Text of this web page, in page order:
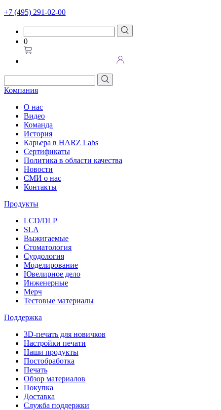
+7 (495) 291-02-00
0
Компания
О нас
Видео
Команда
История
Карьера в HARZ Labs
Сертификаты
Политика в области качества
Новости
СМИ о нас
Контакты
Продукты
LCD/DLP
SLA
Выжигаемые
Стоматология
Сурдология
Моделирование
Ювелирное дело
Инженерные
Мерч
Тестовые материалы
Поддержка
3D-печать для новичков
Настройки печати
Наши продукты
Постобработка
Печать
Обзор материалов
Покупка
Доставка
Служба поддержки